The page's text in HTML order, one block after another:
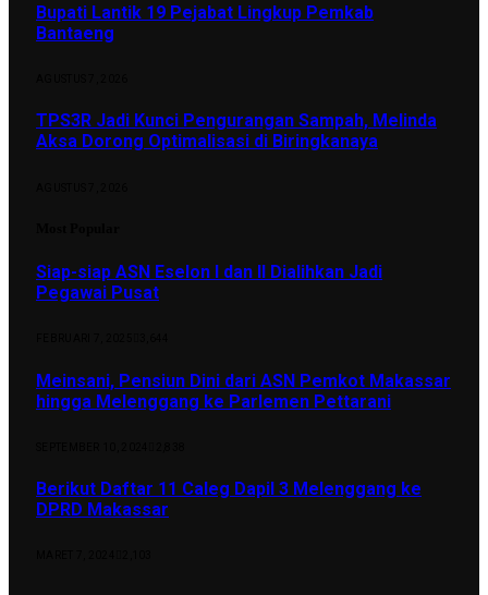
Bupati Lantik 19 Pejabat Lingkup Pemkab
Bantaeng
TPS3R Jadi Kunci Pengurangan Sampah, Melinda
Aksa Dorong Optimalisasi di Biringkanaya
Siap-siap ASN Eselon I dan II Dialihkan Jadi
Pegawai Pusat
Meinsani, Pensiun Dini dari ASN Pemkot Makassar
hingga Melenggang ke Parlemen Pettarani
Berikut Daftar 11 Caleg Dapil 3 Melenggang ke
DPRD Makassar